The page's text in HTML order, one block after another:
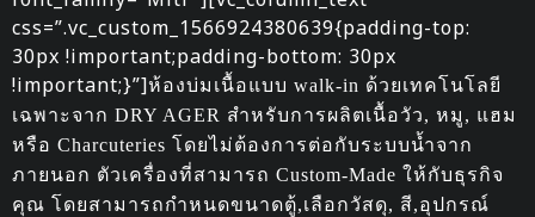
css=”.vc_custom_1566924380639{padding-top:
30px !important;padding-bottom: 30px
!important;}”]ห้องบ่มเนื้อแบบ walk-in ด้วยเทคโนโลยี
เฉพาะจาก DRY AGER สำหรับการผลิตเนื้อวัว, หมู, แฮม
หรือ Charcuteries โดยไม่ต้องการต่อกับระบบน้ำจาก
ภายนอก ตัวเครื่องที่สามารถ Custom-Made ให้กับธุรกิจ
คุณ โดยสามารถกำหนดขนาดตู้,เลือกวัสดุ, สี,อุปกรณ์